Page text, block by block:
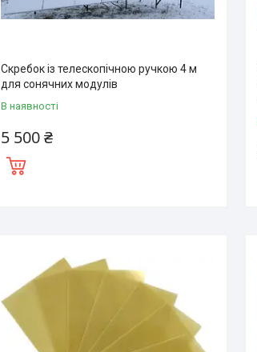
Скребок із телескопічною ручкою 4 м
для сонячних модулів
В наявності
5 500 ₴